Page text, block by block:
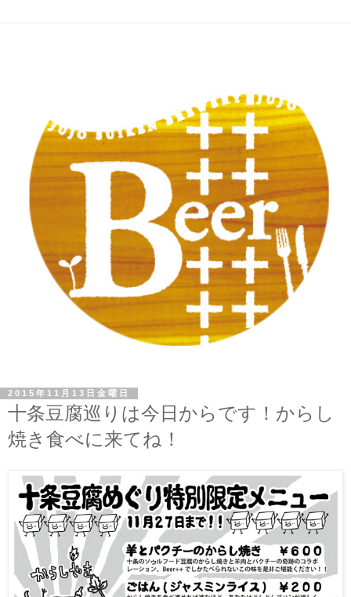
2015年11月13日金曜日
十条豆腐巡りは今日からです！からし
焼き食べに来てね！